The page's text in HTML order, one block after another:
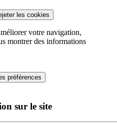
les cookies
votre navigation,
montrer des informations
préférences
sur le site